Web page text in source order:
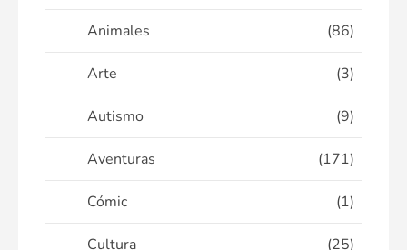
Animales (86)
Arte (3)
Autismo (9)
Aventuras (171)
Cómic (1)
Cultura (25)